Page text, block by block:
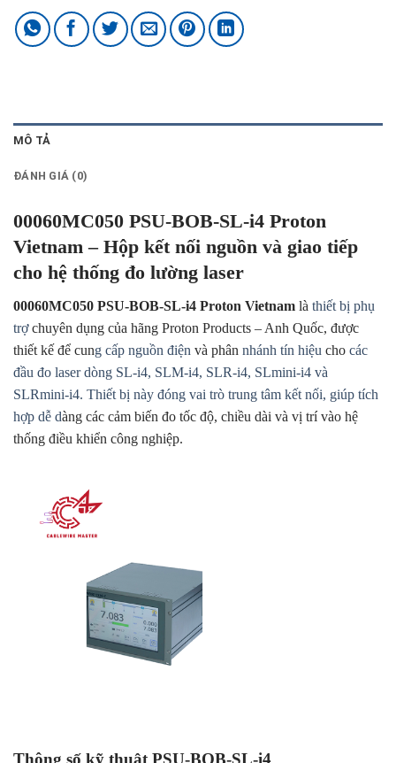
MÔ TẢ
ĐÁNH GIÁ (0)
00060MC050 PSU-BOB-SL-i4 Proton
Vietnam – Hộp kết nối nguồn và giao tiếp
cho hệ thống đo lường laser
00060MC050 PSU-BOB-SL-i4 Proton Vietnam là thiết bị phụ
trợchuyên dụng của hãng Proton Products – Anh Quốc, được
thiết kế để cung cấp nguồn điện và phân nhánh tín hiệu cho các
đầu đo laser dòng SL-i4, SLM-i4, SLR-i4, SLmini-i4 và
SLRmini-i4. Thiết bị này đóng vai trò trung tâm kết nối, giúp tích
hợp dễ dàng các cảm biến đo tốc độ, chiều dài và vị trí vào hệ
thống điều khiển công nghiệp.